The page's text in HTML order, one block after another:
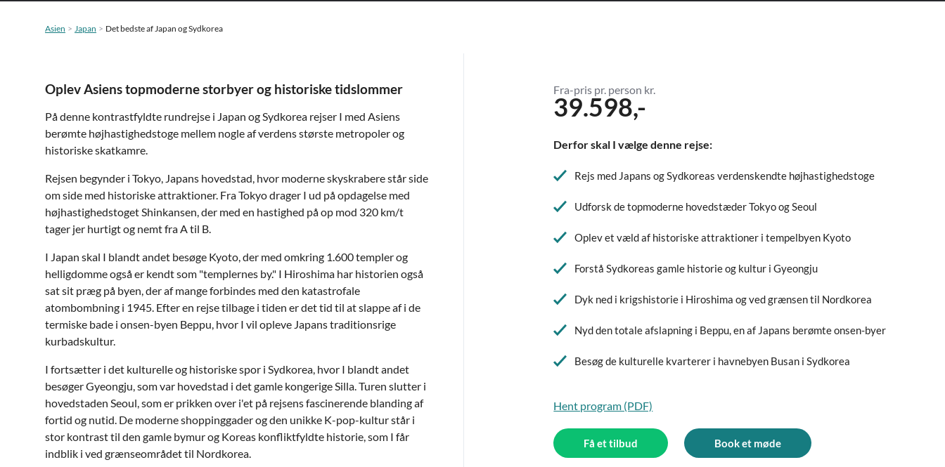
Asien Japan Det bedste af Japan og Sydkorea
Oplev Asiens topmoderne storbyer og historiske tidslommer
På denne kontrastfyldte rundrejse i Japan og Sydkorea rejser I med Asiens
berømte højhastighedstoge mellem nogle af verdens største metropoler og
historiske skatkamre.
Rejsen begynder i Tokyo, Japans hovedstad, hvor moderne skyskrabere står side
om side med historiske attraktioner. Fra Tokyo drager I ud på opdagelse med
højhastighedstoget Shinkansen, der med en hastighed på op mod 320 km/t
tager jer hurtigt og nemt fra A til B.
I Japan skal I blandt andet besøge Kyoto, der med omkring 1.600 templer og
helligdomme også er kendt som "templernes by." I Hiroshima har historien også
sat sit præg på byen, der af mange forbindes med den katastrofale
atombombning i 1945. Efter en rejse tilbage i tiden er det tid til at slappe af i de
termiske bade i onsen-byen Beppu, hvor I vil opleve Japans traditionsrige
kurbadskultur.
I fortsætter i det kulturelle og historiske spor i Sydkorea, hvor I blandt andet
besøger Gyeongju, somvar hovedstad i det gamle kongerige Silla.Turen slutter i
hovedstaden Seoul, som er prikken over i'et på rejsens fascinerende blanding af
fortid og nutid. De moderne shoppinggader og den unikke K-pop-kultur står i
stor kontrast til den gamle bymur og Koreas konfliktfyldte historie, som I får
indblik i ved grænseområdet til Nordkorea.
Fra-pris pr. person kr.
39.598,-
Derfor skal I vælge denne rejse:
Rejs med Japans og Sydkoreas verdenskendte højhastighedstoge
Udforsk de topmoderne hovedstæder Tokyo og Seoul
Oplev et væld af historiske attraktioner i tempelbyen Kyoto
Forstå Sydkoreas gamle historie og kultur i Gyeongju
Dyk ned i krigshistorie i Hiroshima og ved grænsen til Nordkorea
Nyd den totale afslapning i Beppu, en af Japans berømte onsen-byer
Besøg de kulturelle kvarterer i havnebyen Busan i Sydkorea
Hent program (PDF)
Få et tilbud Book et møde